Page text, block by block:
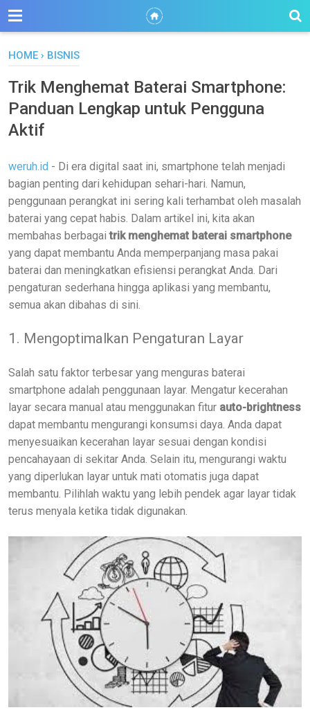
HOME › BISNIS
Trik Menghemat Baterai Smartphone:
Panduan Lengkap untuk Pengguna
Aktif
weruh.id - Di era digital saat ini, smartphone telah menjadi
bagian penting dari kehidupan sehari-hari. Namun,
penggunaan perangkat ini sering kali terhambat oleh masalah
baterai yang cepat habis. Dalam artikel ini, kita akan
membahas berbagaitrik menghemat baterai smartphone
yang dapat membantu Anda memperpanjang masa pakai
baterai dan meningkatkan efisiensi perangkat Anda. Dari
pengaturan sederhana hingga aplikasi yang membantu,
semua akan dibahas di sini.
1. Mengoptimalkan Pengaturan Layar
Salah satu faktor terbesar yang menguras baterai
smartphone adalah penggunaan layar. Mengatur kecerahan
layar secara manual atau menggunakan fitur auto-brightness
dapat membantu mengurangi konsumsi daya. Anda dapat
menyesuaikan kecerahan layar sesuai dengan kondisi
pencahayaan di sekitar Anda. Selain itu, mengurangi waktu
yang diperlukan layar untuk mati otomatis juga dapat
membantu. Pilihlah waktu yang lebih pendek agar layar tidak
terus menyala ketika tidak digunakan.